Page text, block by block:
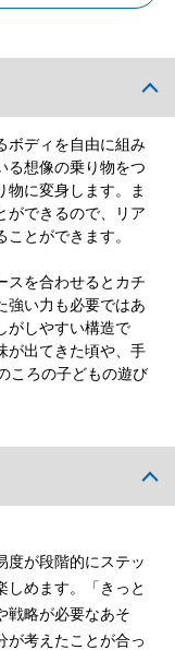
ボディを自由に組み
る想像の乗り物をつ
物に変身します。ま
ができるので、リア
とができます。
スを合わせるとカチ
強い力も必要ではあ
がしやすい構造で
が出てきた頃や、手
ころの子どもの遊び
度が段階的にステッ
しめます。「きっと
戦略が必要なあそ
が考えたことが合っ